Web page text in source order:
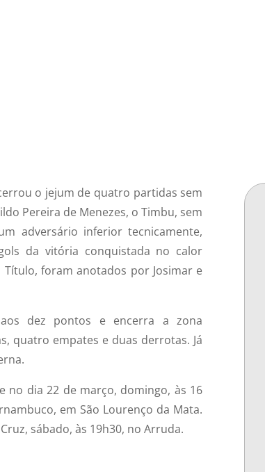
o jejum de quatro partidas sem
Pereira de Menezes, o Timbu, sem
adversário inferior tecnicamente,
da vitória conquistada no calor
foram anotados por Josimar e
dez pontos e encerra a zona
quatro empates e duas derrotas. Já
no dia 22 de março, domingo, às 16
em São Lourenço da Mata.
sábado, às 19h30, no Arruda.